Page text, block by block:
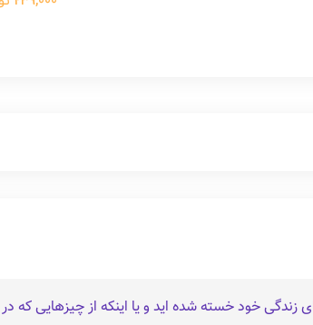
خود خسته‌ شده اید و یا اینکه از چیزهایی که در